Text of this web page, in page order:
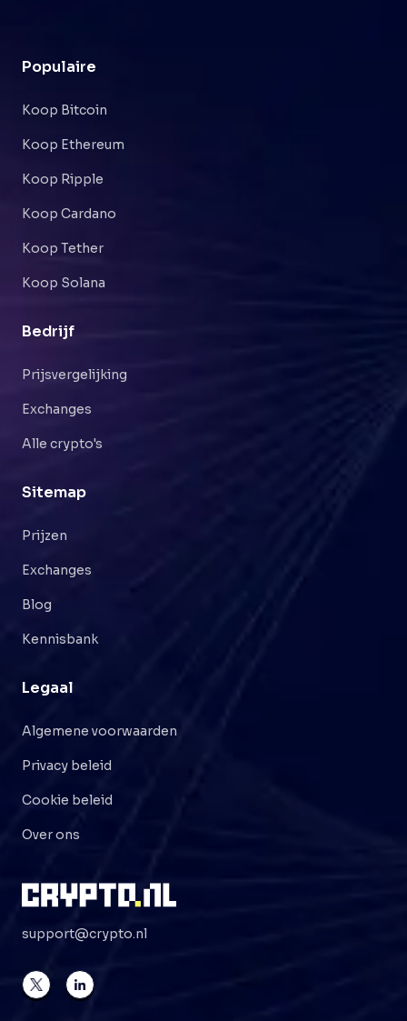
Populaire
Koop Bitcoin
Koop Ethereum
Koop Ripple
Koop Cardano
Koop Tether
Koop Solana
Bedrijf
Prijsvergelijking
Exchanges
Alle crypto's
Sitemap
Prijzen
Exchanges
Blog
Kennisbank
Legaal
Algemene voorwaarden
Privacy beleid
Cookie beleid
Over ons
support@crypto.nl